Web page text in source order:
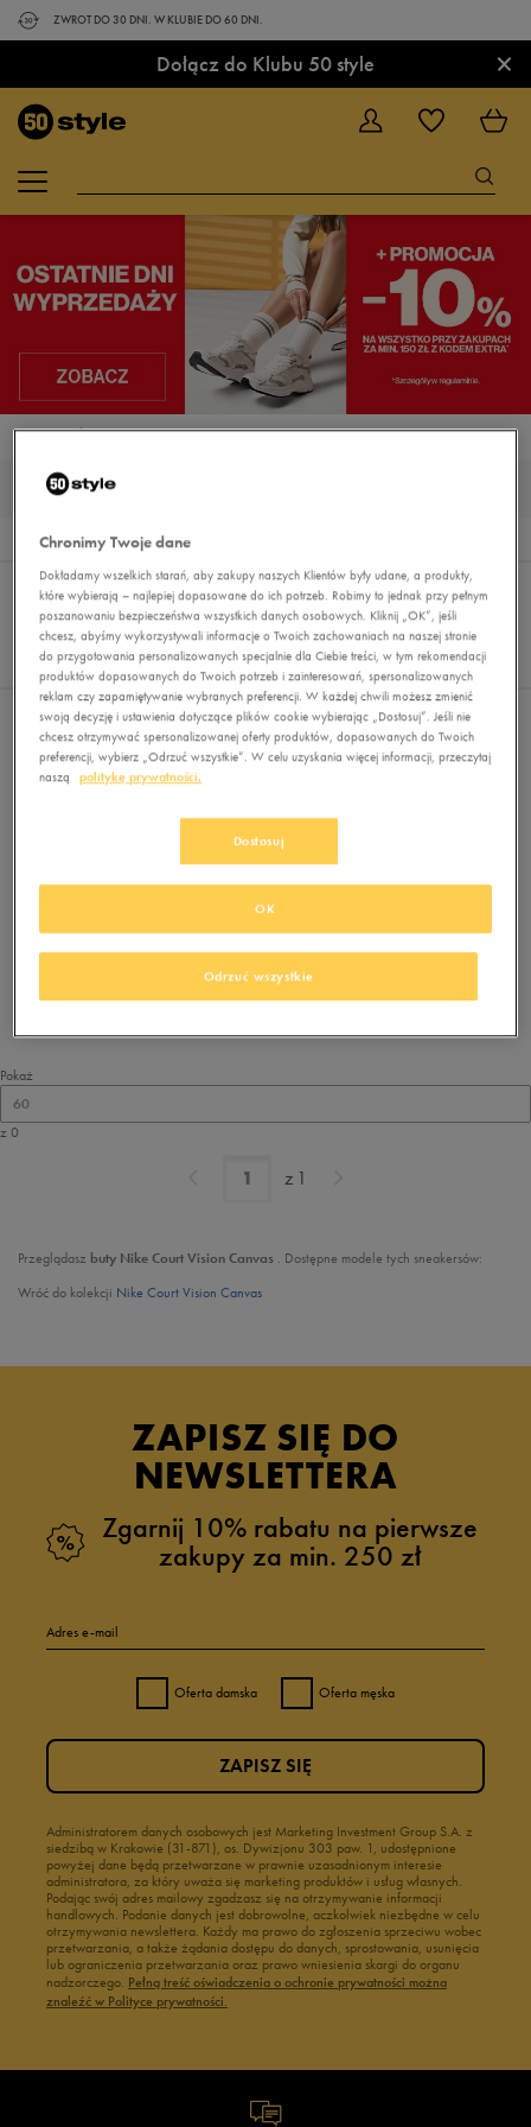
ZWROT DO 30 DNI. W KLUBIE DO 60 DNI.
Dołącz do Klubu 50 style ×
STRONA GŁÓWNA NIKE COURT VISION CANVAS
0
Wyników
Sortuj:
REKOMENDOWANE
FILTRUJ
Pokaż
60
z 0
Nie wybrano filtrów
Brak produktów do wyświetlenia
Zmień kryteria wyszukiwania lub
usuń wybrane filtry
Pokaż
60
z 0
z 1
Przeglądasz buty Nike Court Vision Canvas . Dostępne modele tych sneakersów:
Wróć do kolekcji Nike Court Vision Canvas
ZAPISZ SIĘ DO
NEWSLETTERA
Zgarnij 10% rabatu na pierwsze
zakupy za min. 250 zł
Adres e-mail
Oferta damska Oferta męska
Administratorem danych osobowych jest Marketing Investment Group S.A. z
siedzibą w Krakowie (31-871), os. Dywizjonu 303 paw. 1, udostępnione
powyżej dane będą przetwarzane w prawnie uzasadnionym interesie
administratora, za który uważa się marketing produktów i usług własnych.
Podając swój adres mailowy zgadzasz się na otrzymywanie informacji
handlowych. Podanie danych jest dobrowolne, aczkolwiek niezbędne w celu
otrzymywania newslettera. Każdy ma prawo do zgłoszenia sprzeciwu wobec
przetwarzania, a także żądania dostępu do danych, sprostowania, usunięcia
lub ograniczenia przetwarzania oraz prawo wniesienia skargi do organu
nadzorczego. Pełną treść oświadczenia o ochronie prywatności można
znaleźć w Polityce prywatności.
ZAPISZ SIĘ
Chronimy Twoje dane
Dokładamy wszelkich starań, aby zakupy naszych Klientów były udane, a produkty,
które wybierają – najlepiej dopasowane do ich potrzeb. Robimy to jednak przy pełnym
poszanowaniu bezpieczeństwa wszystkich danych osobowych. Kliknij „OK”, jeśli
chcesz, abyśmy wykorzystywali informacje o Twoich zachowaniach na naszej stronie
do przygotowania personalizowanych specjalnie dla Ciebie treści, w tym rekomendacji
produktów dopasowanych do Twoich potrzeb i zainteresowań, spersonalizowanych
reklam czy zapamiętywanie wybranych preferencji. W każdej chwili możesz zmienić
swoją decyzję i ustawienia dotyczące plików cookie wybierając „Dostosuj”. Jeśli nie
chcesz otrzymywać spersonalizowanej oferty produktów, dopasowanych do Twoich
preferencji, wybierz „Odrzuć wszystkie”. W celu uzyskania więcej informacji, przeczytaj
naszą
politykę prywatności.
Dostosuj
Odrzuć wszystkie
OK